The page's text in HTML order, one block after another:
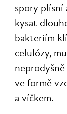
spory plísní
kysat
bakteriím
celulózy,
ve formě
a víčkem.